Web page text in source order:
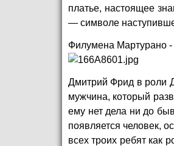
платье, настоящее
— символе
Филумена Мартурано
Дмитрий Фрид в роли
мужчина, который
ему нет дела ни до
появляется человек,
всех троих ребят как